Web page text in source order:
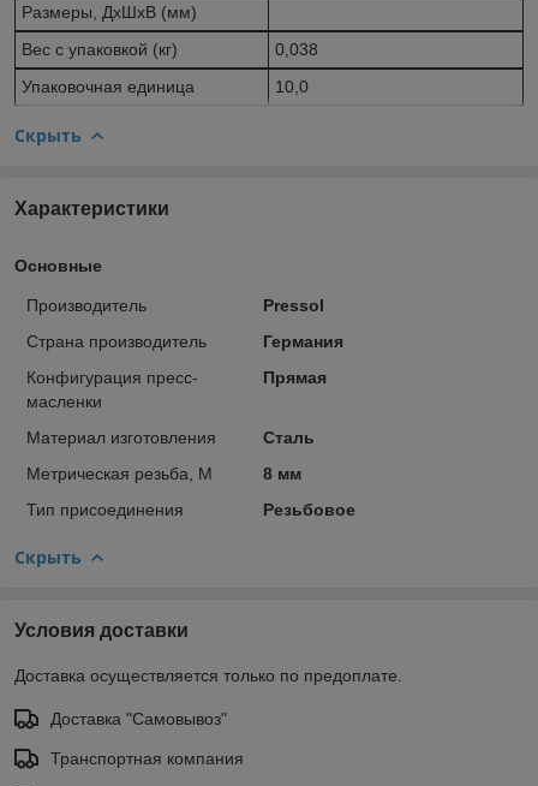
Размеры, ДхШхВ (мм)
Вес с упаковкой (кг)
0,038
Упаковочная единица
10,0
Скрыть
Характеристики
Основные
Производитель
Pressol
Страна производитель
Германия
Конфигурация пресс-
масленки
Прямая
Материал изготовления
Сталь
Метрическая резьба, М
8 мм
Тип присоединения
Резьбовое
Скрыть
Условия доставки
Доставка осуществляется только по предоплате.
Доставка "Самовывоз"
Транспортная компания